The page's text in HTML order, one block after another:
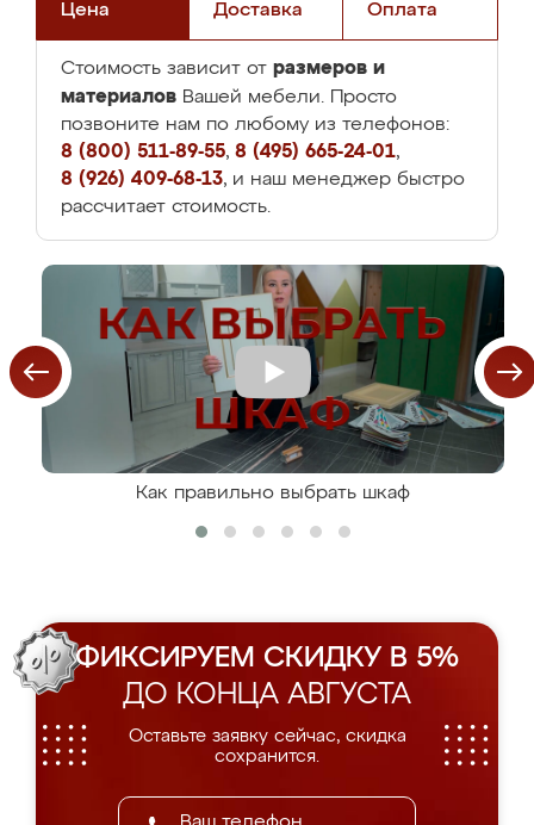
Цена Доставка Оплата
Стоимость зависит от размеров и
материалов Вашей мебели. Просто
позвоните нам по любому из телефонов:
8 (800) 511-89-55, 8 (495) 665-24-01,
8 (926) 409-68-13, и наш менеджер быстро
рассчитает стоимость.
Как правильно выбрать шкаф
ФИКСИРУЕМ СКИДКУ В 5%
ДО КОНЦА АВГУСТА
Оставьте заявку сейчас, скидка
сохранится.